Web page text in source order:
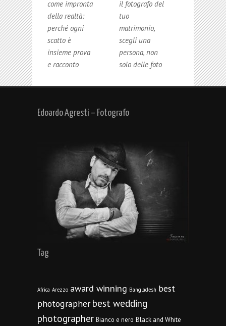
come impronta
della realtà:
perché ogni
scatto è
insieme prova
e racconto
il fotografo del
tuo
matrimonio,
scegli una
persona, non
solo delle foto
Edoardo Agresti – Fotografo
Tag
Africa Arezzo award winning Bangladesh best
photographer best wedding
photographer Bianco e nero Black and White